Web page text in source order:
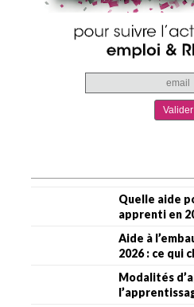
Quelle aide
apprenti en
Aide à
2026 : ce qui
Modalités